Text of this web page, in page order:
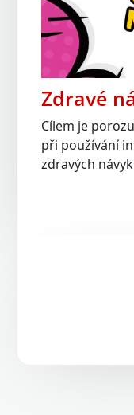
Zdravé
Cílem je
při používání
zdravých